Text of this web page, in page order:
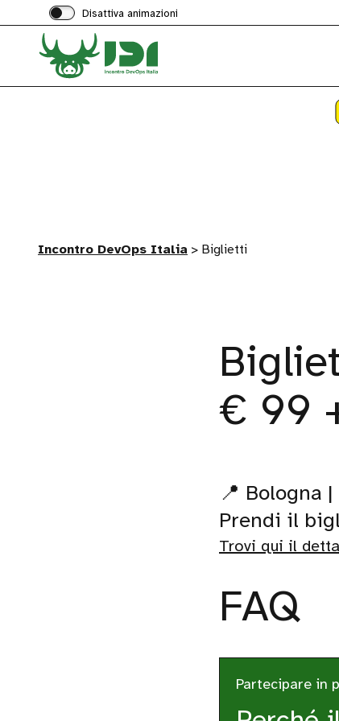
Disattiva animazioni
Incontro DevOps Italia > Biglietti
€ 99
📍 Bologna
Prendi il
Trovi qui il
FAQ
Partecipare in